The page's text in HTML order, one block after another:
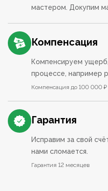
мастером. Докупим
Компенсация
Компенсируем
процессе, например
Компенсация до 100 000 ₽
Гарантия
Исправим за свой
нами сломается.
Гарантия 12 месяцев